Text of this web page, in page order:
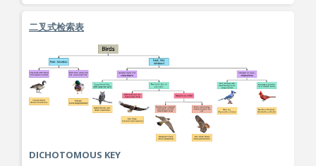
二叉式检索表
DICHOTOMOUS KEY